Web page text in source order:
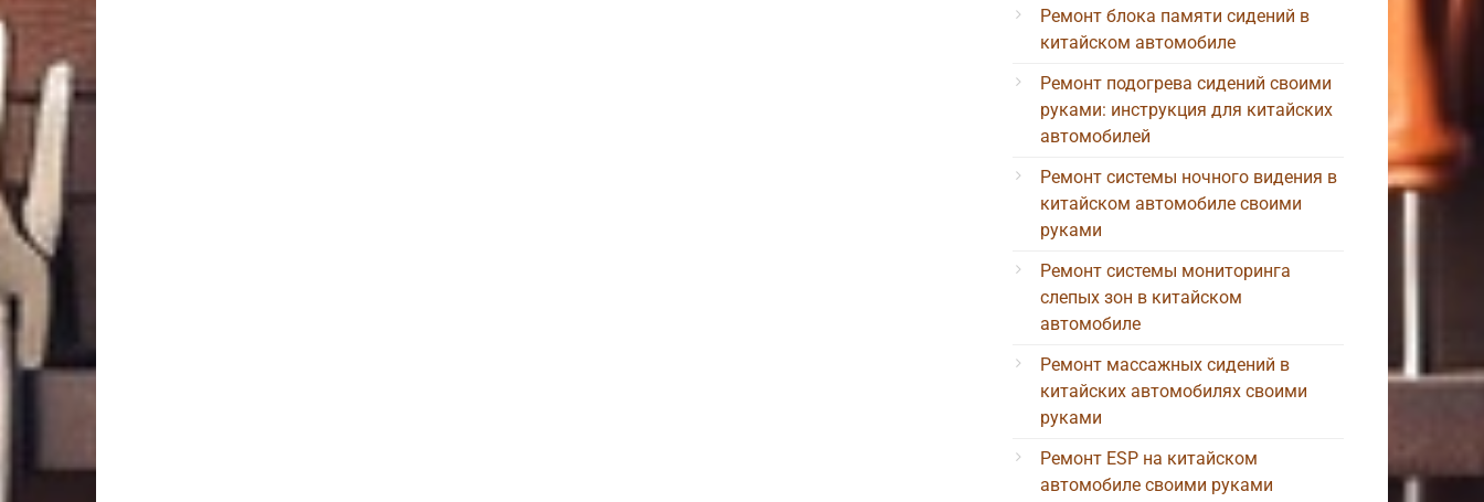
Ремонт блока памяти сидений в
китайском автомобиле
Ремонт подогрева сидений своими
руками: инструкция для китайских
автомобилей
Ремонт системы ночного видения в
китайском автомобиле своими
руками
Ремонт системы мониторинга
слепых зон в китайском
автомобиле
Ремонт массажных сидений в
китайских автомобилях своими
руками
Ремонт ESP на китайском
автомобиле своими руками